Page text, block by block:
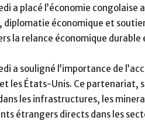
a placé l’économie
économique et
la relance économique
a souligné l’importance de
les États-Unis. Ce partenariat,
les infrastructures, les
étrangers directs dans les